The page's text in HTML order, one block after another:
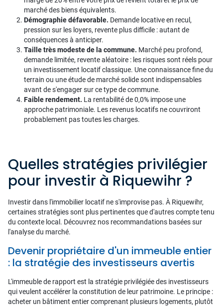
marché des biens équivalents.
Démographie défavorable. Demande locative en recul,
pression sur les loyers, revente plus difficile : autant de
conséquences à anticiper.
Taille très modeste de la commune. Marché peu profond,
demande limitée, revente aléatoire : les risques sont réels pour
un investissement locatif classique. Une connaissance fine du
terrain ou une étude de marché solide sont indispensables
avant de s'engager sur ce type de commune.
Faible rendement. La rentabilité de 0,0% impose une
approche patrimoniale. Les revenus locatifs ne couvriront
probablement pas toutes les charges.
Quelles stratégies privilégier
pour investir à Riquewihr ?
Investir dans l'immobilier locatif ne s'improvise pas. À Riquewihr,
certaines stratégies sont plus pertinentes que d'autres compte tenu
du contexte local. Découvrez nos recommandations basées sur
l'analyse du marché.
Devenir propriétaire d'un immeuble entier
: la stratégie des investisseurs avertis
L'immeuble de rapport est la stratégie privilégiée des investisseurs
qui veulent accélérer la constitution de leur patrimoine. Le principe :
acheter un bâtiment entier comprenant plusieurs logements, plutôt